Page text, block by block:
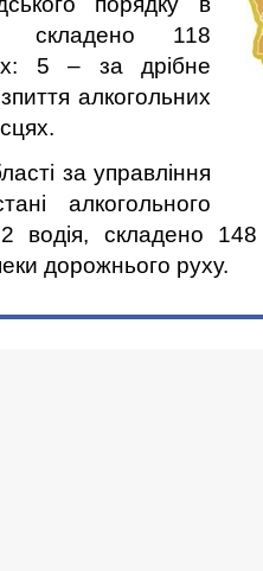
складено 118
5 – за дрібне
алкогольних
за управління
алкогольного
водія, складено 148
дорожнього руху.